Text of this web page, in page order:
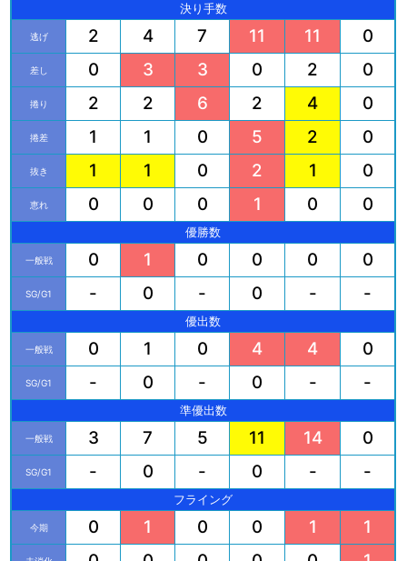
決り手数
逃げ 2 4 7 11 11 0
差し 0 3 3 0 2 0
捲り 2 2 6 2 4 0
捲差 1 1 0 5 2 0
抜き 1 1 0 2 1 0
恵れ 0 0 0 1 0 0
優勝数
一般戦 0 1 0 0 0 0
SG/G1 - 0 - 0 - -
優出数
一般戦 0 1 0 4 4 0
SG/G1 - 0 - 0 - -
準優出数
一般戦 3 7 5 11 14 0
SG/G1 - 0 - 0 - -
フライング
今期 0 1 0 0 1 1